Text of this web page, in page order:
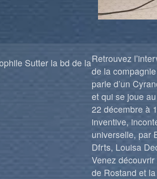
Sutter la bd de laRetrouvez
de la
parle d’un
et qui se joue
22 décembre à
inventive,
universelle, par
Dfrts, Louisa
Venez
de Rostand et